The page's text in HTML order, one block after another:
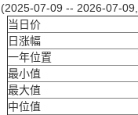
(2025-07-09 -- 2026-07-
当日价
日涨幅
一年位置
最小值
最大值
中位值